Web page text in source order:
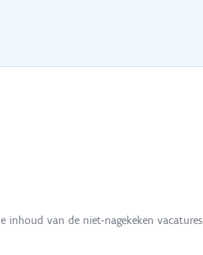
inhoud van de niet-nagekeken vacatures.